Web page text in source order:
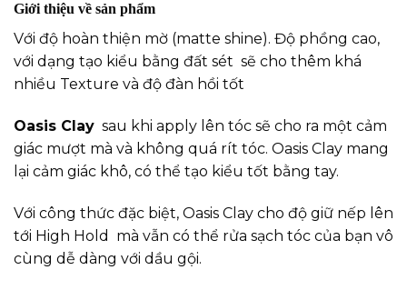
Giới thiệu về sản phẩm
Với độ hoàn thiện mờ (matte shine). Độ phồng cao,
với dạng tạo kiểu bằng đất sét sẽ cho thêm khá
nhiều Texture và độ đàn hồi tốt
Oasis Clay sau khi apply lên tóc sẽ cho ra một cảm
giác mượt mà và không quá rít tóc. Oasis Clay mang
lại cảm giác khô, có thể tạo kiểu tốt bằng tay.
Với công thức đặc biệt, Oasis Clay cho độ giữ nếp lên
tới High Hold mà vẫn có thể rửa sạch tóc của bạn vô
cùng dễ dàng với dầu gội.